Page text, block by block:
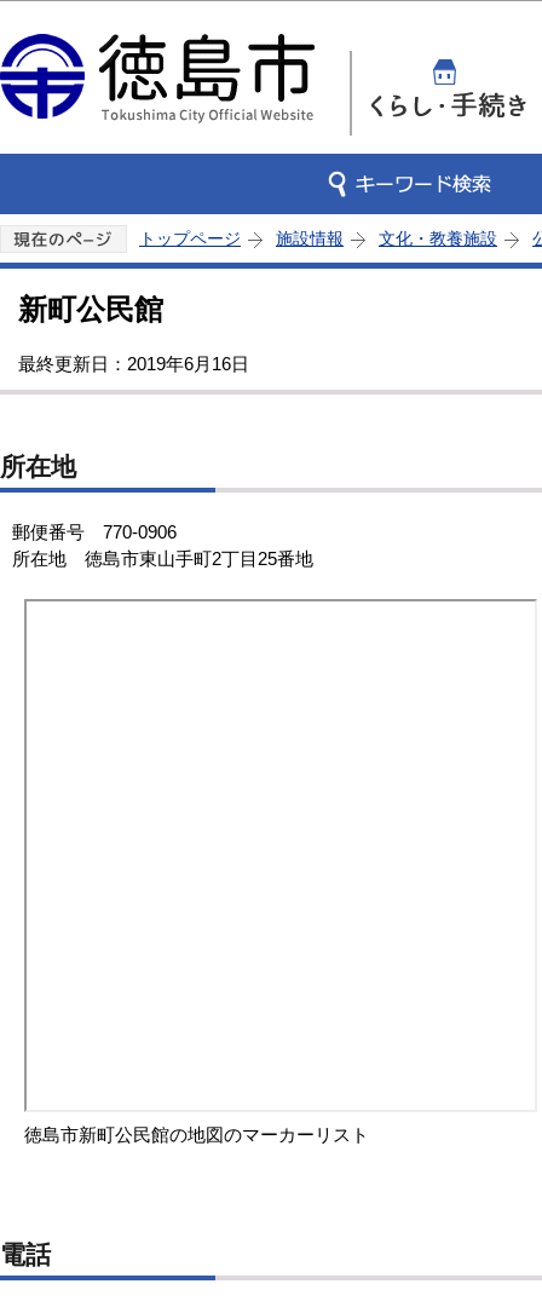
トップページ 施設情報 文化・教養施設
新町公民館
最終更新日：2019年6月16日
所在地
郵便番号 770-0906
所在地 徳島市東山手町2丁目25番地
徳島市新町公民館の地図のマーカーリスト
電話